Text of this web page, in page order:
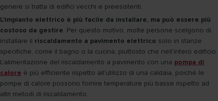
genere si tratta di edifici vecchi e preesistenti.
L'impianto elettrico è più facile da installare, ma può essere più
costoso da gestire. Per questo motivo, molte persone scelgono di
installare il riscaldamento a pavimento elettrico solo in stanze
specifiche, come il bagno o la cucina, piuttosto che nell'intero edificio.
L'alimentazione del riscaldamento a pavimento con una pompa di
calore è più efficiente rispetto all'utilizzo di una caldaia, poiché le
pompe di calore possono fornire temperature più basse rispetto ad
altri metodi di riscaldamento.